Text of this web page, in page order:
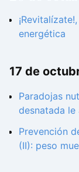
energética
17 de
Paradojas
desnatada le
Prevención
(II): peso